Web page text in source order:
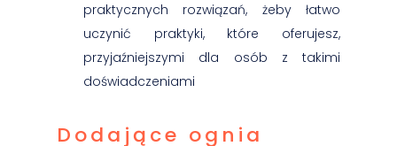
praktycznych rozwiązań, żeby łatwo
uczynić praktyki, które oferujesz,
przyjaźniejszymi dla osób z takimi
doświadczeniami
Dodające ognia